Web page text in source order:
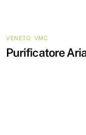
VENETO VMC
Purificatore